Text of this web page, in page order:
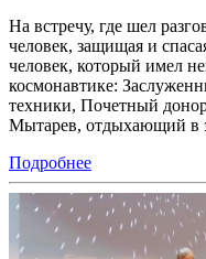
На встречу, где шел
человек, защищая и
человек, который имел
космонавтике:
техники, Почетный
Мытарев, отдыхающий в
Подробнее